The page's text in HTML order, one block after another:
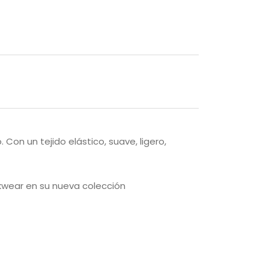
un tejido elástico, suave, ligero,
en su nueva colección